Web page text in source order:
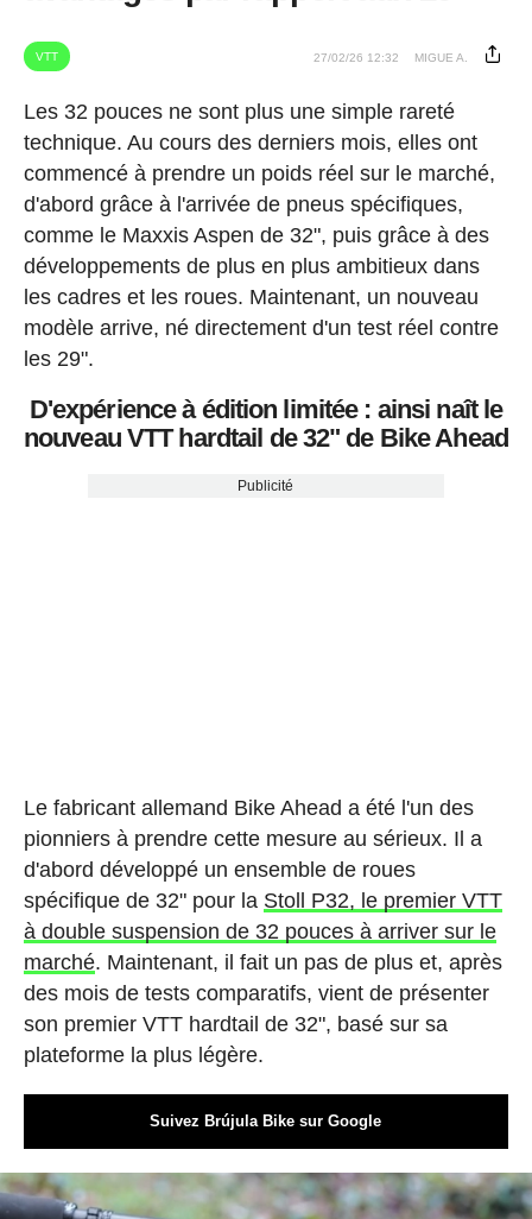
VTT 27/02/26 12:32 MIGUE A.
Les 32 pouces ne sont plus une simple rareté
technique. Au cours des derniers mois, elles ont
commencé à prendre un poids réel sur le marché,
d'abord grâce à l'arrivée de pneus spécifiques,
comme le Maxxis Aspen de 32", puis grâce à des
développements de plus en plus ambitieux dans
les cadres et les roues. Maintenant, un nouveau
modèle arrive, né directement d'un test réel contre
les 29".
D'expérience à édition limitée : ainsi naît le
nouveau VTT hardtail de 32" de Bike Ahead
Publicité
Le fabricant allemand Bike Ahead a été l'un des
pionniers à prendre cette mesure au sérieux. Il a
d'abord développé un ensemble de roues
spécifique de 32" pour la Stoll P32, le premier VTT
à double suspension de 32 pouces à arriver sur le
marché. Maintenant, il fait un pas de plus et, après
des mois de tests comparatifs, vient de présenter
son premier VTT hardtail de 32", basé sur sa
plateforme la plus légère.
Suivez Brújula Bike sur Google